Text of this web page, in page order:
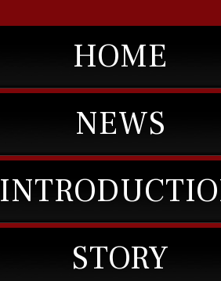
HOME
NEWS
STORY